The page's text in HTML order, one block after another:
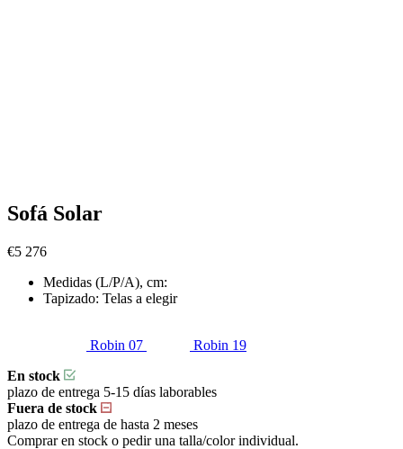
Sofá Solar
€5 276
Medidas (L/P/A), cm:
Tapizado: Telas a elegir
Robin 07
Robin 19
En stock
plazo de entrega 5-15 días laborables
Fuera de stock
plazo de entrega de hasta 2 meses
Comprar en stock o pedir una talla/color individual.